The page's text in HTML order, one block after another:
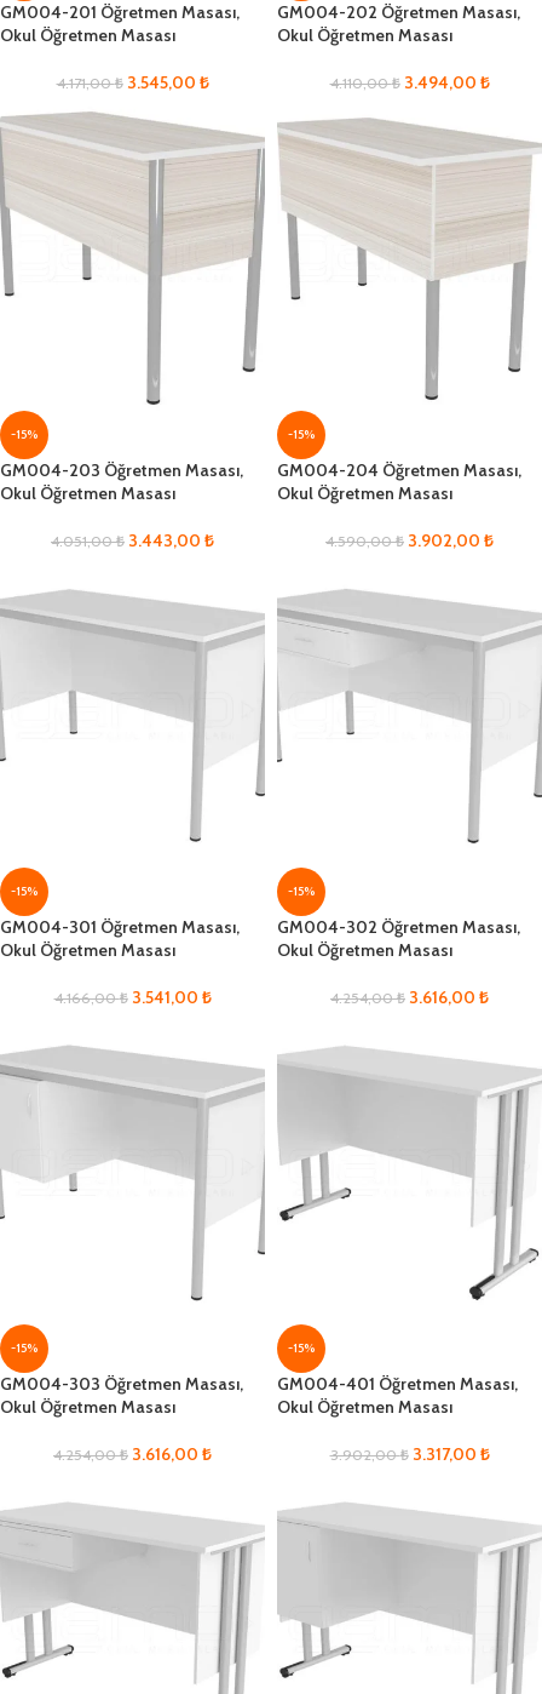
GM004-201 Öğretmen Masası,
Okul Öğretmen Masası
4.171,00₺ 3.545,00 ₺
GM004-202 Öğretmen Masası,
Okul Öğretmen Masası
4.110,00₺ 3.494,00 ₺
-15%
GM004-203 Öğretmen Masası,
Okul Öğretmen Masası
4.051,00₺ 3.443,00 ₺
-15%
GM004-204 Öğretmen Masası,
Okul Öğretmen Masası
4.590,00₺ 3.902,00 ₺
-15%
GM004-301 Öğretmen Masası,
Okul Öğretmen Masası
4.166,00₺ 3.541,00 ₺
-15%
GM004-302 Öğretmen Masası,
Okul Öğretmen Masası
4.254,00₺ 3.616,00 ₺
-15%
GM004-303 Öğretmen Masası,
Okul Öğretmen Masası
4.254,00₺ 3.616,00 ₺
-15%
GM004-401 Öğretmen Masası,
Okul Öğretmen Masası
3.902,00₺ 3.317,00 ₺